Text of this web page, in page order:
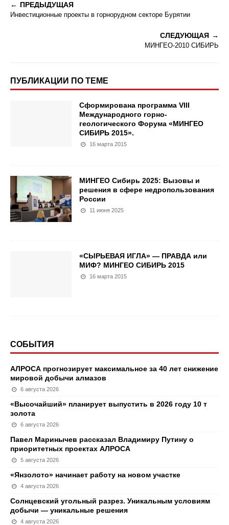
ПРЕДЫДУЩАЯ
Инвестиционные проекты в горнорудном секторе Бурятии
СЛЕДУЮЩАЯ
МИНГЕО-2010 СИБИРЬ
ПУБЛИКАЦИИ ПО ТЕМЕ
Сформирована программа VIII
Международного горно-
геологического Форума «МИНГЕО
СИБИРЬ 2015».
16 марта 2015
МИНГЕО Сибирь 2025: Вызовы и
решения в сфере недропользования
России
11 июня 2025
«СЫРЬЕВАЯ ИГЛА» — ПРАВДА или
МИФ? МИНГЕО СИБИРЬ 2015
16 марта 2015
СОБЫТИЯ
АЛРОСА прогнозирует максимальное за 40 лет снижение
мировой добычи алмазов
6 августа 2026
«Высочайший» планирует выпустить в 2026 году 10 т
золота
6 августа 2026
Павел Маринычев рассказал Владимиру Путину о
приоритетных проектах АЛРОСА
5 августа 2026
«Янзолото» начинает работу на новом участке
4 августа 2026
Солнцевский угольный разрез. Уникальным условиям
добычи — уникальные решения
4 августа 2026